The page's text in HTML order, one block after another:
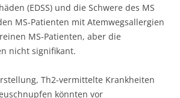
(EDSS) und die Schwere des MS
MS-Patienten mit Atemwegsallergien
MS-Patienten, aber die
nicht signifikant.
Th2-vermittelte Krankheiten
könnten vor